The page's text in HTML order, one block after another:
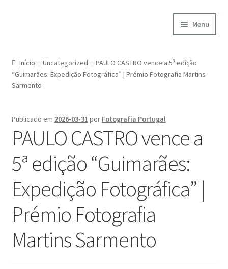
Menu
A minha conta
Carrinho
Checkout
Cookie Policy
Courses
Dia Mundial da Terra
Início Uncategorized
PAULO CASTRO vence a 5ª edição
“Guimarães: Expedição Fotográfica” | Prémio Fotografia Martins
Sarmento
Publicado em 2026-03-31 por Fotografia Portugal
PAULO CASTRO vence a
5ª edição “Guimarães:
Expedição Fotográfica” |
Prémio Fotografia
Martins Sarmento